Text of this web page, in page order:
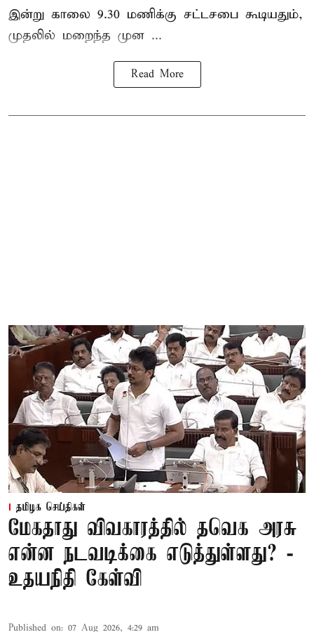
இன்று காலை 9.30 மணிக்கு சட்டசபை கூடியதும்,
முதலில் மறைந்த முன ...
Read More
தமிழக செய்திகள்
மேகதாது விவகாரத்தில் தவெக அரசு
என்ன நடவடிக்கை எடுத்துள்ளது? -
உதயநிதி கேள்வி
Published on: 07 Aug 2026, 4:29 am